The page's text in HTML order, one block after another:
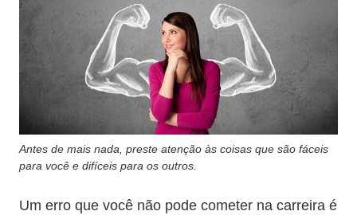
Antes de mais nada, preste atenção às coisas que são fáceis
para você e difíceis para os outros.
Um erro que você não pode cometer na carreira é